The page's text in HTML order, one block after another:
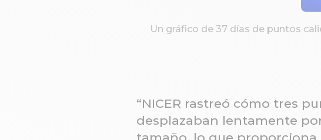
Un gráfico de 37 días de puntos
“NICER rastreó cómo tres
desplazaban lentamente